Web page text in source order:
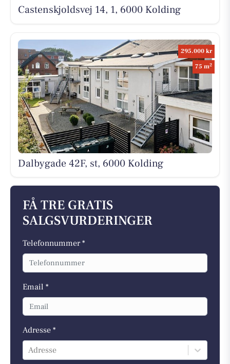
Castenskjoldsvej 14, 1, 6000 Kolding
295.000 kr
75 m2
Dalbygade 42F, st, 6000 Kolding
FÅ TRE GRATIS
SALGSVURDERINGER
Telefonnummer *
Email *
Adresse *
Adresse